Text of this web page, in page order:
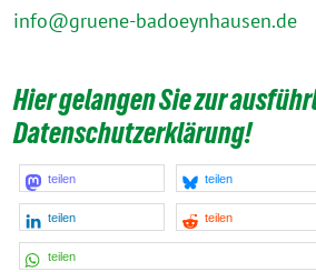
info@gruene-badoeynhausen.de
Hier gelangen Sie zur
Datenschutzerklärung!
teilen teilen
teilen teilen
teilen